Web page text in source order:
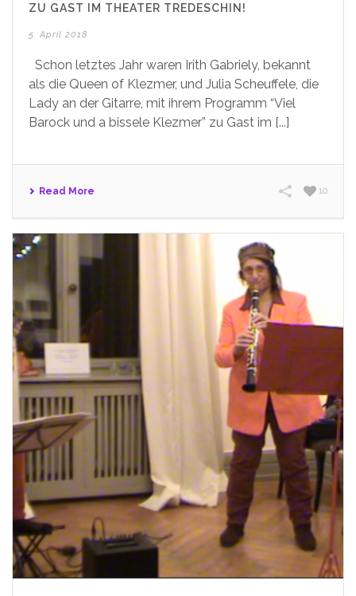
ZU GAST IM THEATER TREDESCHIN!
5. April 2018
Schon letztes Jahr waren Irith Gabriely, bekannt
als die Queen of Klezmer, und Julia Scheuffele, die
Lady an der Gitarre, mit ihrem Programm “Viel
Barock und a bissele Klezmer” zu Gast im [...]
Read More 10